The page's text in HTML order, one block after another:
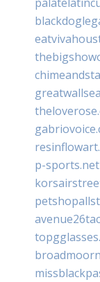
p-sports.net